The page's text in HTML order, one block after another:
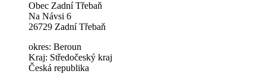
Obec Zadní Třebaň
Na Návsi 6
26729 Zadní Třebaň
okres: Beroun
Kraj: Středočeský kraj
Česká republika